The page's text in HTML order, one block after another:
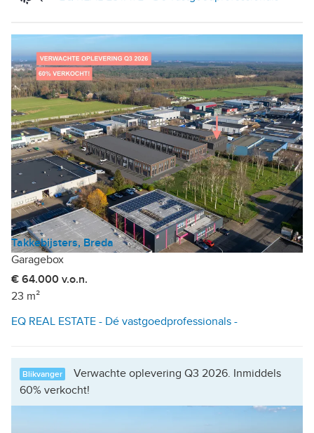
Takkebijsters, Breda
Garagebox
€ 64.000 v.o.n.
23 m²
EQ REAL ESTATE - Dé vastgoedprofessionals -
Blikvanger
Verwachte oplevering Q3 2026. Inmiddels
60% verkocht!